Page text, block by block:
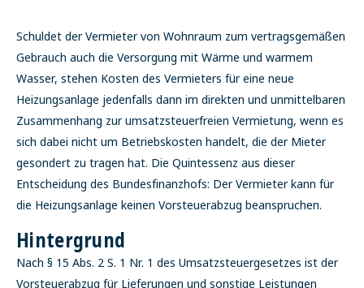
Schuldet der Vermieter von Wohnraum zum vertragsgemäßen
Gebrauch auch die Versorgung mit Wärme und warmem
Wasser, stehen Kosten des Vermieters für eine neue
Heizungsanlage jedenfalls dann im direkten und unmittelbaren
Zusammenhang zur umsatzsteuerfreien Vermietung, wenn es
sich dabei nicht um Betriebskosten handelt, die der Mieter
gesondert zu tragen hat. Die Quintessenz aus dieser
Entscheidung des Bundesfinanzhofs: Der Vermieter kann für
die Heizungsanlage keinen Vorsteuerabzug beanspruchen.
Hintergrund
Nach § 15 Abs. 2 S. 1 Nr. 1 des Umsatzsteuergesetzes ist der
Vorsteuerabzug für Lieferungen und sonstige Leistungen